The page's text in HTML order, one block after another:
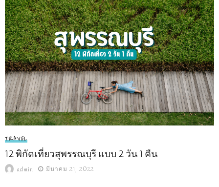
TRAVEL
12 พิกัดเที่ยวสุพรรณบุรี แบบ 2 วัน 1 คืน
admin มีนาคม 21, 2022